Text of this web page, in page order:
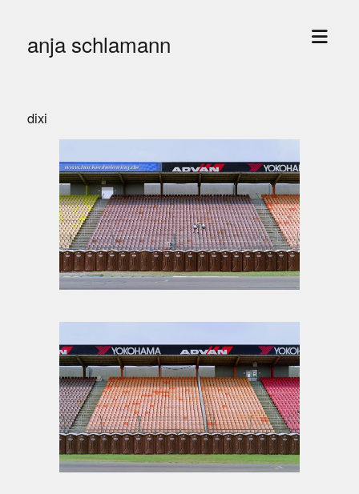
anja schlamann
open
dixi